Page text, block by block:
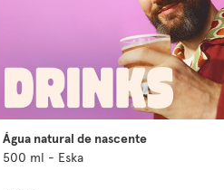
Água natural de nascente
500 ml - Eska